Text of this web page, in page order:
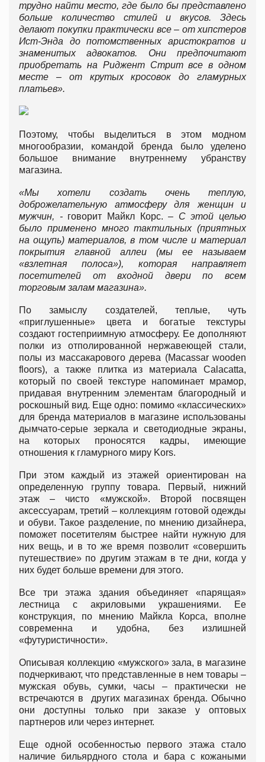
трудно найти место, где было бы представлено
больше количество стилей и вкусов. Здесь
делают покупки практически все – от хипстеров
Ист-Энда до потомственных аристократов и
знаменитых адвокатов. Они предпочитают
приобретать на Риджент Стрит все в одном
месте – от крутых кросовок до гламурных
платьев».
Поэтому, чтобы выделиться в этом модном
многообразии, командой бренда было уделено
большое внимание внутреннему убранству
магазина.
«Мы хотели создать очень теплую,
доброжелательную атмосферу для женщин и
мужчин, -говорит Майкл Корс. – С этой целью
было применено много тактильных (приятных
на ощупь) материалов, в том числе и материал
покрытия главной аллеи (мы ее называем
«взлетная полоса»), которая направляет
посетителей от входной двери по всем
торговым залам магазина».
По замыслу создателей, теплые, чуть
«приглушенные» цвета и богатые текстуры
создают гостеприимную атмосферу. Ее дополняют
полки из отполированной нержавеющей стали,
полы из массакарового дерева (Macassar wooden
floors), а также плитка из материала Calacatta,
который по своей текстуре напоминает мрамор,
придавая внутренним элементам благородный и
роскошный вид. Еще одно: помимо «классических»
для бренда материалов в магазине использованы
дымчато-серые зеркала и светодиодные экраны,
на которых проносятся кадры, имеющие
отношения к гламурного миру Kors.
При этом каждый из этажей ориентирован на
определенную группу товара. Первый, нижний
этаж – чисто «мужской». Второй посвящен
аксессуарам, третий – коллекциям готовой одежды
и обуви. Такое разделение, по мнению дизайнера,
поможет посетителям быстрее найти нужную для
них вещь, и в то же время позволит «совершить
путешествие» по другим этажам в те дни, когда у
них будет больше времени для этого.
Все три этажа здания объединяет «парящая»
лестница с акриловыми украшениями. Ее
конструкция, по мнению Майкла Корса, вполне
современна и удобна, без излишней
«футуристичности».
Описывая коллекцию «мужского» зала, в магазине
подчеркивают, что представленные в нем товары –
мужская обувь, сумки, часы – практически не
встречаются в других магазинах бренда. Обычно
они доступны только при заказе у оптовых
партнеров или через интернет.
Еще одной особенностью первого этажа стало
наличие бильярдного стола и бара с кожаными